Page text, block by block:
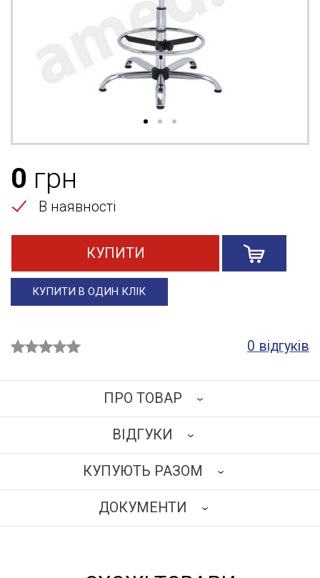
0 грн
В наявності
КУПИТИ
КУПИТИ В ОДИН КЛІК
0 відгуків
ПРО ТОВАР
Стілець медичний лабораторний поворотний з
регулюванням висоти. Призначений для роботи за
столами висотою 850-900 мм.
ВІДГУКИ
НАПИСАТИ ВІДГУК
КУПУЮТЬ РАЗОМ
ДОКУМЕНТИ